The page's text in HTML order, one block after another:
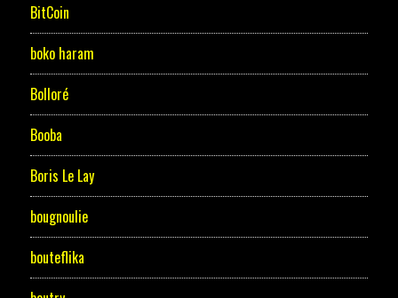
BitCoin
boko haram
Bolloré
Booba
Boris Le Lay
bougnoulie
bouteflika